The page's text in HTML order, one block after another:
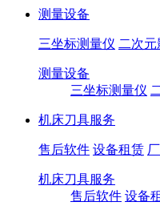
测量设备
三坐标测量仪 二次
测量设备
三坐标测量仪
机床刀具服务
售后软件 设备租赁
机床刀具服务
售后软件 设备